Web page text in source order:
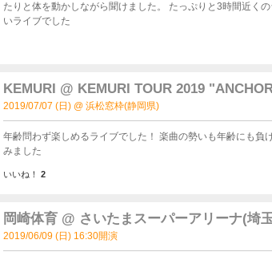
たりと体を動かしながら聞けました。 たっぷりと3時間近く
いライブでした
KEMURI @ KEMURI TOUR 2019
2019/07/07 (日) @ 浜松窓枠(静岡県)
年齢問わず楽しめるライブでした！ 楽曲の勢いも年齢にも
みました
いいね！ 2
岡崎体育 @ さいたまスーパーアリーナ(埼
2019/06/09 (日) 16:30開演